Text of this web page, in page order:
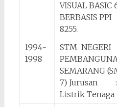
VISUAL BASIC
BERBASIS PPI
8255.
1994-
1998
STM NEGERI
SEMARANG
7) Jurusan :
Listrik Tenaga